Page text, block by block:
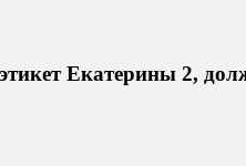
Екатерины 2,